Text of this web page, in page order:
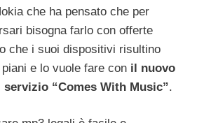
che ha pensato che per
bisogna farlo con offerte
che i suoi dispositivi risultino
e lo vuole fare con il nuovo
servizio “Comes With Music”.